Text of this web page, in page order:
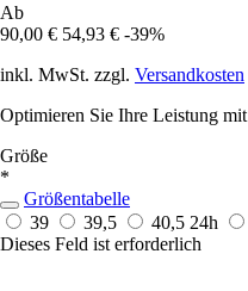
Ab
90,00 € 54,93 € -39%
inkl. MwSt. zzgl. Versandkosten
Optimieren Sie Ihre Leistung
Größe
*
Größentabelle
39
39,5 40,5 24h
Dieses Feld ist erforderlich